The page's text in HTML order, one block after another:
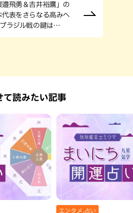
邉飛勇＆吉井裕鷹」の
代表をさらなる高みへ
ラジル戦の鍵は…
て読みたい記事
エンタメ,占い